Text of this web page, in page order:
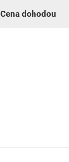
Cena dohodou